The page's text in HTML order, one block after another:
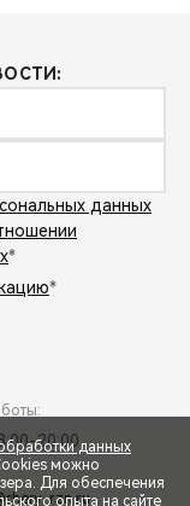
данных
*
*
20:00
rzn.ru
данных
можно
Для обеспечения
опыта на сайте